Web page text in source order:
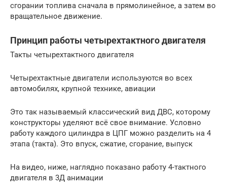
сгорании топлива сначала в прямолинейное, а затем во
вращательное движение.
Принцип работы четырехтактного двигателя
Такты четырехтактного двигателя
Четырехтактные двигатели используются во всех
автомобилях, крупной технике, авиации
Это так называемый классический вид ДВС, которому
конструкторы уделяют всё свое внимание. Условно
работу каждого цилиндра в ЦПГ можно разделить на 4
этапа (такта). Это впуск, сжатие, сгорание, выпуск
На видео, ниже, наглядно показано работу 4-тактного
двигателя в 3Д анимации